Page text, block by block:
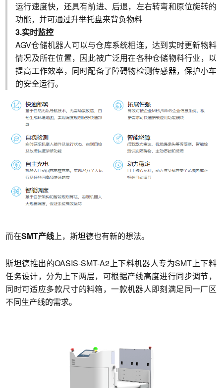
运行速度快，还具有前进、后退，左右转弯和原位旋转的
功能，并可通过升举托盘来背负物料
3.实时监控
AGV仓储机器人可以与仓库系统相连，达到实时更新物料
情况及所在位置，因此被广泛用在各种仓储物料行业，以
提高工作效率，同时配备了障碍物检测传感器，保护小车
的安全运行。
而在SMT产线上，斯坦德也有新的想法。
斯坦德推出的OASIS-SMT-A2上下料机器人专为SMT上下料
任务设计，分为上下两层，可根据产线高度进行同步调节，
同时可适应多款尺寸的料箱，一款机器人即刻满足同一厂区
不同生产线的需求。